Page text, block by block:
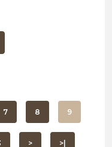
7 8 9
> >|